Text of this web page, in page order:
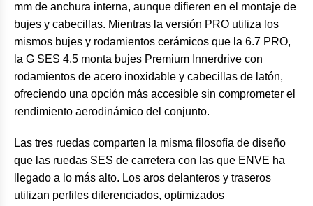
mm de anchura interna, aunque difieren en el montaje de
bujes y cabecillas. Mientras la versión PRO utiliza los
mismos bujes y rodamientos cerámicos que la 6.7 PRO,
la G SES 4.5 monta bujes Premium Innerdrive con
rodamientos de acero inoxidable y cabecillas de latón,
ofreciendo una opción más accesible sin comprometer el
rendimiento aerodinámico del conjunto.
Las tres ruedas comparten la misma filosofía de diseño
que las ruedas SES de carretera con las que ENVE ha
llegado a lo más alto. Los aros delanteros y traseros
utilizan perfiles diferenciados, optimizados